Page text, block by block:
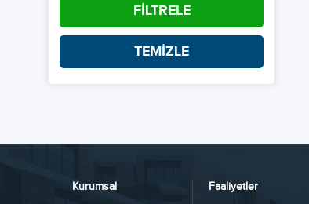
FİLTRELE
TEMİZLE
Kurumsal
Faaliyetler